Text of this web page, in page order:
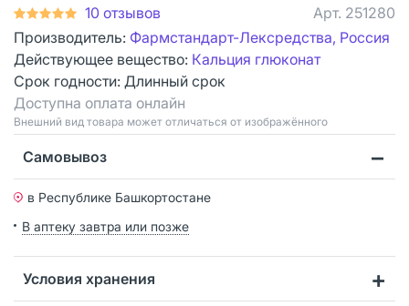
10 отзывов Арт. 251280
Производитель: Фармстандарт-Лексредства, Россия
Действующее вещество: Кальция глюконат
Срок годности: Длинный срок
Доступна оплата онлайн
Bнешний вид товара может отличаться от изображённого
Самовывоз
в Республике Башкортостане
В аптеку завтра или позже
Условия хранения